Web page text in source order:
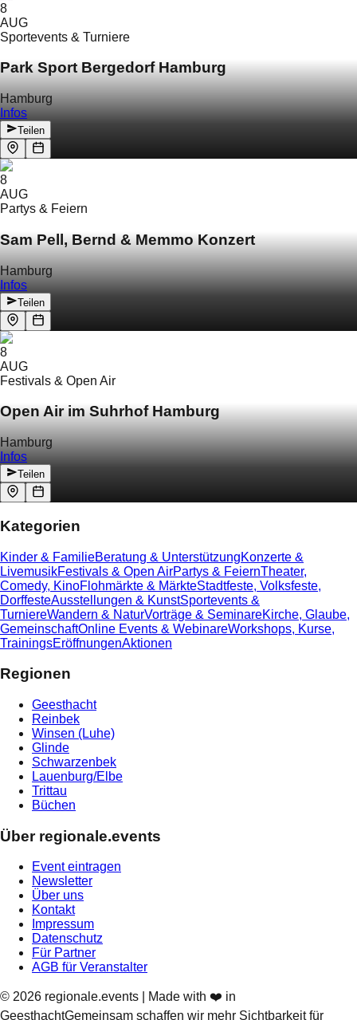
8
AUG
Sportevents & Turniere
Park Sport Bergedorf Hamburg
Hamburg
Infos
Teilen
8
AUG
Partys & Feiern
Sam Pell, Bernd & Memmo Konzert
Hamburg
Infos
Teilen
8
AUG
Festivals & Open Air
Open Air im Suhrhof Hamburg
Hamburg
Infos
Teilen
Kategorien
Kinder & FamilieBeratung & UnterstützungKonzerte &
LivemusikFestivals & Open AirPartys & FeiernTheater,
Comedy, KinoFlohmärkte & MärkteStadtfeste, Volksfeste,
DorffesteAusstellungen & KunstSportevents &
TurniereWandern & NaturVorträge & SeminareKirche, Glaube,
GemeinschaftOnline Events & WebinareWorkshops, Kurse,
TrainingsEröffnungenAktionen
Regionen
Geesthacht
Reinbek
Winsen (Luhe)
Glinde
Schwarzenbek
Lauenburg/Elbe
Trittau
Büchen
Über regionale.events
Event eintragen
Newsletter
Über uns
Kontakt
Impressum
Datenschutz
Für Partner
AGB für Veranstalter
© 2026 regionale.events | Made with ❤️ in
GeesthachtGemeinsam schaffen wir mehr Sichtbarkeit für